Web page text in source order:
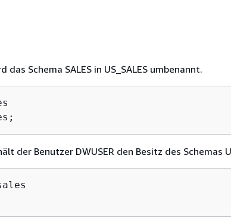
Schema SALES in US_SALES umbenannt.
der Benutzer DWUSER den Besitz des Schemas